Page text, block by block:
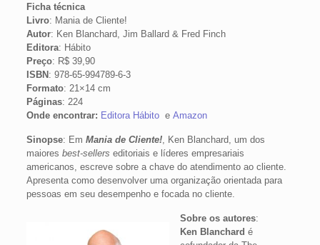
Ficha técnica
Livro: Mania de Cliente!
Autor: Ken Blanchard, Jim Ballard & Fred Finch
Editora: Hábito
Preço: R$ 39,90
ISBN : 978-65-994789-6-3
Formato: 21×14 cm
Páginas: 224
Onde encontrar: Editora Hábito eAmazon
Sinopse: Em Mania de Cliente!, Ken Blanchard, um dos
maiores best-sellers editoriais e líderes empresariais
americanos, escreve sobre a chave do atendimento ao cliente.
Apresenta como desenvolver uma organização orientada para
pessoas em seu desempenho e focada no cliente.
Sobre os autores:
Ken Blanchard é